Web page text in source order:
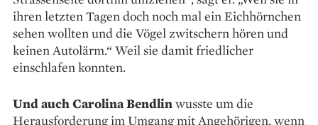
ihren letzten Tagen doch noch mal ein Eichhörnchen
sehen wollten und die Vögel zwitschern hören und
keinen Autolärm.“ Weil sie damit friedlicher
einschlafen konnten.
Und auch Carolina Bendlinwusste um die
Herausforderung im Umgang mit Angehörigen, wenn